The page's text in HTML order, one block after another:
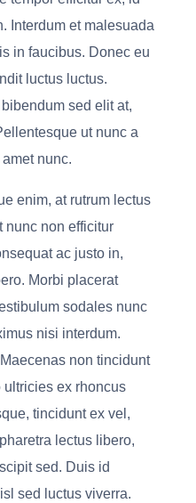
Interdum et malesuada
in faucibus. Donec eu
luctus luctus.
sed elit at,
ut nunc a
nunc.
enim, at rutrum lectus
nunc non efficitur
ac justo in,
Morbi placerat
sodales nunc
nisi interdum.
non tincidunt
ex rhoncus
tincidunt ex vel,
lectus libero,
sed. Duis id
sed luctus viverra.